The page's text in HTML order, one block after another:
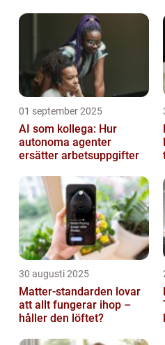
01 september 2025
AI som kollega: Hur
autonoma agenter
ersätter arbetsuppgifter
30 augusti 2025
Matter-standarden lovar
att allt fungerar ihop –
håller den löftet?